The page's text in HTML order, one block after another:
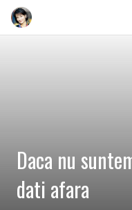
COMUNITATEA „Am Încredere”
Daca nu
dati afara